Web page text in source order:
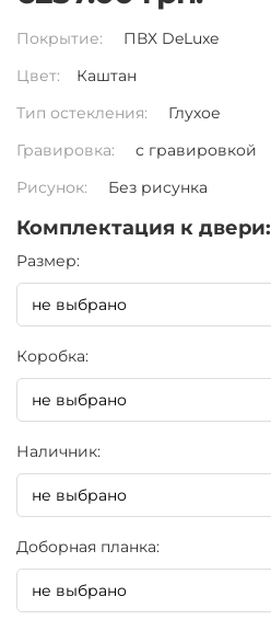
Покрытие:
ПВХ DeLuxe
Цвет:
Каштан
Тип остекления:
Глухое
Гравировка:
с гравировкой
Рисунок:
Без рисунка
Комплектация к двери:
Pазмер:
Коробка:
Наличник:
Доборная планка: